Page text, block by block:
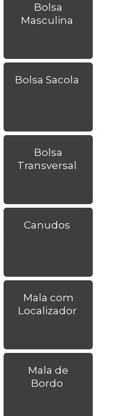
Bolsa
Masculina
Bolsa Sacola
Bolsa
Transversal
Canudos
Mala com
Localizador
Mala de
Bordo